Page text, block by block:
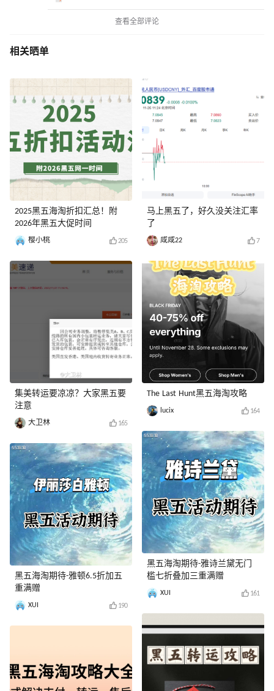
查看全部评论
相关晒单
2025黑五海淘折扣汇总！附
2026年黑五大促时间
樱小桃 205
集美转运要凉凉？大家黑五要
注意
大卫林 165
黑五海淘期待-雅顿6.5折加五
重满赠
XUI 190
马上黑五了，好久没关注汇率
了
咸咸22 7
The Last Hunt黑五海淘攻略
lucix 164
黑五海淘期待-雅诗兰黛无门
槛七折叠加三重满赠
XUI 161